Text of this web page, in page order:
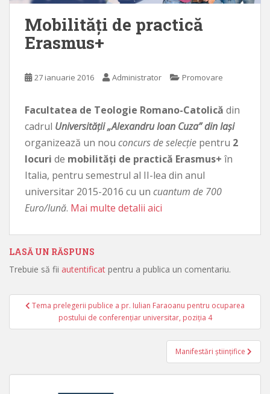
Mobilităţi de practică
Erasmus+
27 ianuarie 2016 Administrator Promovare
Facultatea de Teologie Romano-Catolică din
cadrul Universităţii „Alexandru Ioan Cuza” din Iaşi
organizează un nou concurs de selecţie pentru 2
locuri de mobilităţi de practică Erasmus+ în
Italia, pentru semestrul al II-lea din anul
universitar 2015-2016 cu un cuantum de 700
Euro/lună. Mai multe detalii aici
LASĂ UN RĂSPUNS
Trebuie să fii autentificat pentru a publica un comentariu.
Navigare în articole
Tema prelegerii publice a pr. Iulian Faraoanu pentru ocuparea
postului de conferenţiar universitar, poziţia 4
Manifestări științifice